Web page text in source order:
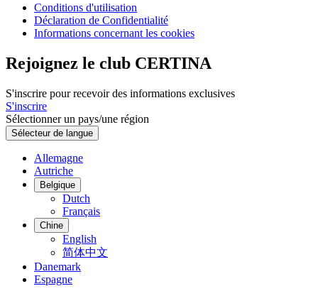
Conditions d'utilisation
Déclaration de Confidentialité
Informations concernant les cookies
Rejoignez le club CERTINA
S'inscrire pour recevoir des informations exclusives
S'inscrire
Sélectionner un pays/une région
Sélecteur de langue
Allemagne
Autriche
Belgique
Dutch
Français
Chine
English
简体中文
Danemark
Espagne